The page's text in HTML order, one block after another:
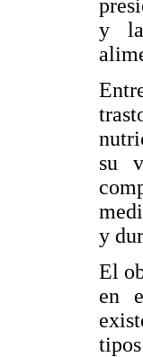
y la
su
y
El
en